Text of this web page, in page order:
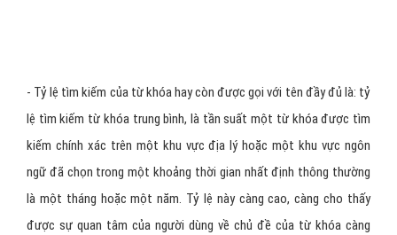
- Tỷ lệ tìm kiếm của từ khóa hay còn được gọi với tên đầy đủ là: tỷ
lệ tìm kiếm từ khóa trung bình, là tần suất một từ khóa được tìm
kiếm chính xác trên một khu vực địa lý hoặc một khu vực ngôn
ngữ đã chọn trong một khoảng thời gian nhất định thông thường
là một tháng hoặc một năm. Tỷ lệ này càng cao, càng cho thấy
được sự quan tâm của người dùng về chủ đề của từ khóa càng